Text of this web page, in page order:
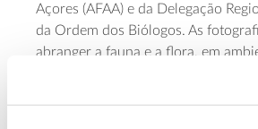
Açores (AFAA) e da Delegação
da Ordem dos Biólogos. As
abranger a fauna e a flora, em
marinhos, as interações